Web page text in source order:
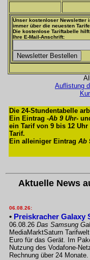
Unser kostenloser Newsletter
immer über die neuesten
Die kostenlose Tariftabelle hilft
Ihre E-Mail-Anschrift:
Auflistung
Die 24-Stundentabelle
Ein Eintrag -Ab 9 Uhr-
ein Tarif von 9 bis 12
Tarif.
Ein alleiniger Eintrag Ab
Aktuelle News
06.08.26:
• Preiskracher Galaxy
06.08.26 Das Samsung
MediaMarktSaturn
Euro für das Gerät. Im
Nutzung des Vodafone-
Rechnung über 24 Monate.